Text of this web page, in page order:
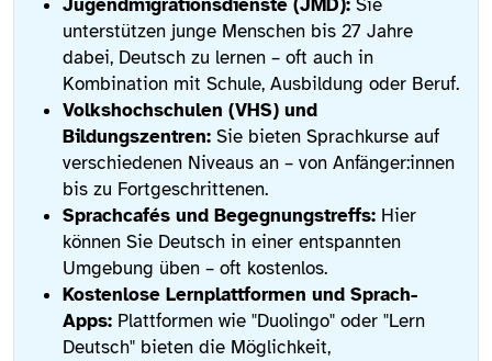
Jugendmigrationsdienste (JMD): Sie
unterstützen junge Menschen bis 27 Jahre
dabei, Deutsch zu lernen – oft auch in
Kombination mit Schule, Ausbildung oder Beruf.
Volkshochschulen (VHS) und
Bildungszentren: Sie bieten Sprachkurse auf
verschiedenen Niveaus an – von Anfänger:innen
bis zu Fortgeschrittenen.
Sprachcafés und Begegnungstreffs: Hier
können Sie Deutsch in einer entspannten
Umgebung üben – oft kostenlos.
Kostenlose Lernplattformen und Sprach-
Apps: Plattformen wie "Duolingo" oder "Lern
Deutsch" bieten die Möglichkeit,